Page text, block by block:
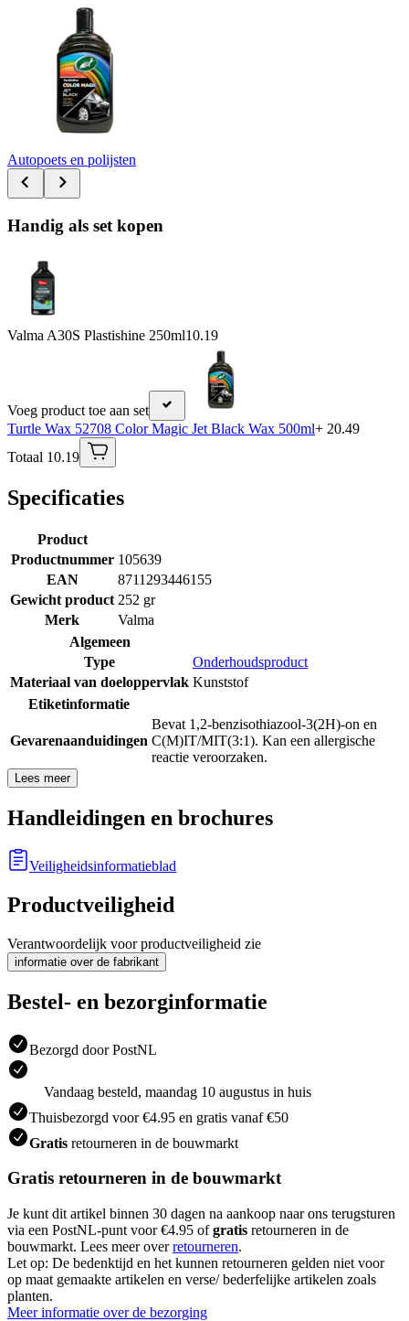
Autopoets en polijsten
Handig als set kopen
Valma A30S Plastishine 250ml10.19
Voeg product toe aan set
Turtle Wax 52708 Color Magic Jet Black Wax 500ml+ 20.49
Totaal 10.19
Specificaties
Product
Productnummer 105639
EAN
8711293446155
Gewicht product 252 gr
Merk
Valma
Algemeen
Type
Onderhoudsproduct
Materiaal van doeloppervlak Kunststof
Etiketinformatie
Gevarenaanduidingen
Bevat 1,2-benzisothiazool-3(2H)-on en
C(M)IT/MIT(3:1). Kan een allergische
reactie veroorzaken.
Lees meer
Handleidingen en brochures
Veiligheidsinformatieblad
Productveiligheid
Verantwoordelijk voor productveiligheid zie
informatie over de fabrikant
Bestel- en bezorginformatie
Bezorgd door PostNL
Vandaag besteld, maandag 10 augustus in huis
Thuisbezorgd voor €4.95 en gratis vanaf €50
Gratis retourneren in de bouwmarkt
Gratis retourneren in de bouwmarkt
Je kunt dit artikel binnen 30 dagen na aankoop naar ons terugsturen
via een PostNL-punt voor €4.95 ofgratis retourneren in de
bouwmarkt. Lees meer overretourneren.
Let op: De bedenktijd en het kunnen retourneren gelden niet voor
op maat gemaakte artikelen en verse/ bederfelijke artikelen zoals
planten.
Meer informatie over de bezorging